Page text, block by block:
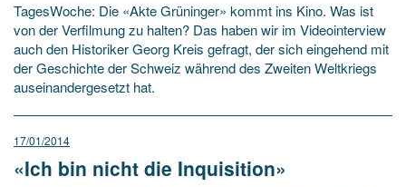
TagesWoche: Die «Akte Grüninger» kommt ins Kino. Was ist
von der Verfilmung zu halten? Das haben wir im Videointerview
auch den Historiker Georg Kreis gefragt, der sich eingehend mit
der Geschichte der Schweiz während des Zweiten Weltkriegs
auseinandergesetzt hat.
17/01/2014
«Ich bin nicht die Inquisition»